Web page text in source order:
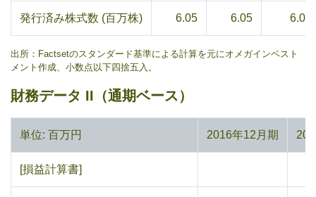
発行済み株式数 (百万株) 6.05 6.05 6.05
出所：Factsetのスタンダード基準による計算を元にオメガインベスト
メント作成、小数点以下四捨五入。
財務データ II（通期ベース）
単位: 百万円 2016年12月期
[損益計算書]